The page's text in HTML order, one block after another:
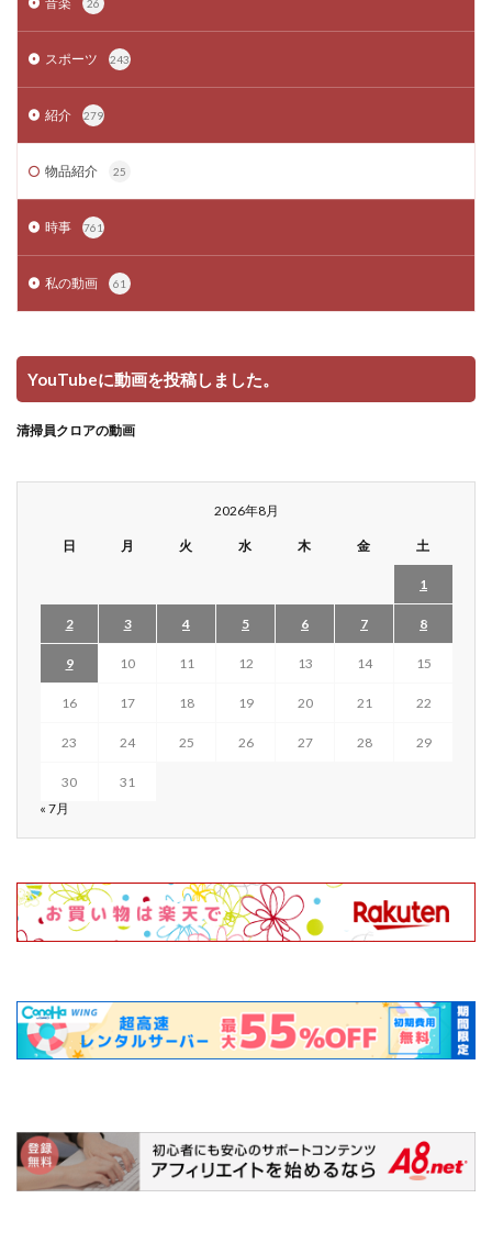
26
スポーツ 243
紹介 279
物品紹介 25
時事 761
私の動画 61
YouTubeに動画を投稿しました。
清掃員クロアの動画
2026年8月
日 月 火 水 木 金 土
1
2 3 4 5 6 7 8
9 10 11 12 13 14 15
16 17 18 19 20 21 22
23 24 25 26 27 28 29
30
31
« 7月